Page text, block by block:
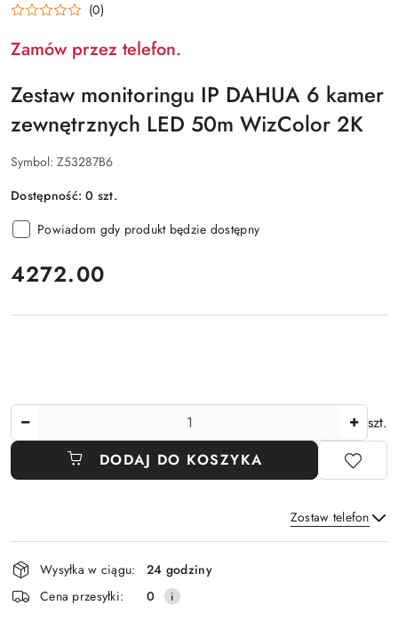
(0)
Zamów przez telefon.
Zestaw monitoringu IP DAHUA 6 kamer
zewnętrznych LED 50m WizColor 2K
Symbol: Z53287B6
Dostępność:0 szt.
Powiadom gdy produkt będzie dostępny
cena:
4272.00
szt.
DODAJ DO KOSZYKA
Zostaw telefon
Wyślij
Dostępność
i
dostawa
Wysyłka w ciągu:
24 godziny
Cena przesyłki:
0